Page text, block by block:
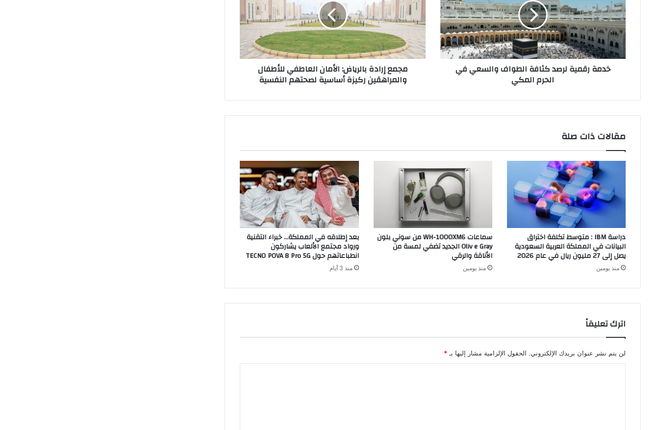
كثافة
الطواف
والسعي
في
الحرم
المكي
خدمة رقمية لرصد كثافة الطواف والسعي في
الحرم المكي
الأمان
العاطفي
للأطفال
والمراهقين
ركيزة
أساسية
لصحتهم
النفسية
مجمع إرادة بالرياض: الأمان العاطفي للأطفال
والمراهقين ركيزة أساسية لصحتهم النفسية
مقالات ذات صلة
دراسة IBM : متوسط تكلفة اختراق
البيانات في المملكة العربية السعودية
يصل إلى 27 مليون ريال في عام 2026
منذ يومين
سماعات WH-1000XM6 من سوني بلون
Oliv e Gray الجديد تضفي لمسة من
الأناقة والرقي
منذ يومين
بعد إطلاقه في المملكة… خبراء التقنية
ورواد مجتمع الألعاب يشاركون
انطباعاتهم حول TECNO POVA 8 Pro 5G
منذ 3 أيام
اترك تعليقاً
لن يتم نشر عنوان بريدك الإلكتروني. الحقول الإلزامية مشار إليها بـ *